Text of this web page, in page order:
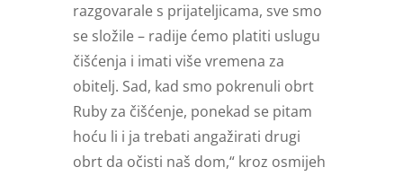
razgovarale s prijateljicama, sve smo
se složile – radije ćemo platiti uslugu
čišćenja i imati više vremena za
obitelj. Sad, kad smo pokrenuli obrt
Ruby za čišćenje, ponekad se pitam
hoću li i ja trebati angažirati drugi
obrt da očisti naš dom,“ kroz osmijeh